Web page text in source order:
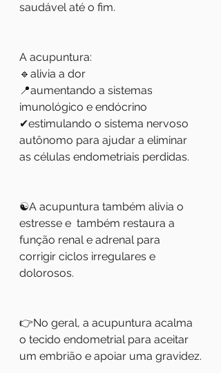
saudável até o fim.
A acupuntura:
🔹️alivia a dor
📍aumentando a sistemas
imunológico e endócrino
✔estimulando o sistema nervoso
autônomo para ajudar a eliminar
as células endometriais perdidas.
☯️A acupuntura também alivia o
estresse e  também restaura a
função renal e adrenal para
corrigir ciclos irregulares e
dolorosos.
👉No geral, a acupuntura acalma
o tecido endometrial para aceitar
um embrião e apoiar uma gravidez.